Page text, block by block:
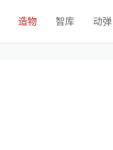
造物 智库 动弹